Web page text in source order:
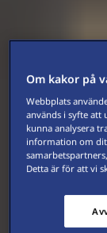
Om kakor på
Webbplats
används i syfte att
kunna analysera
information om
Detta är för att vi